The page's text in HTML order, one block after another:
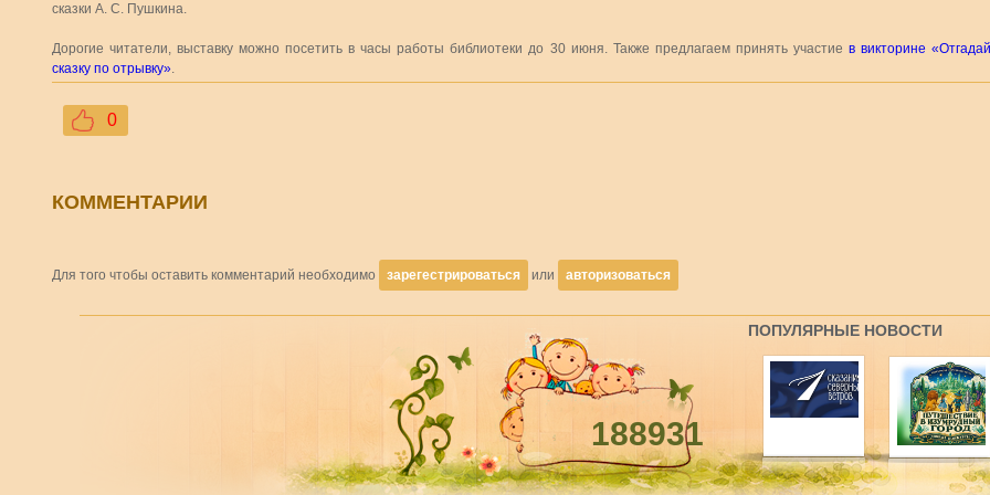
сказки А. С. Пушкина.
Дорогие читатели, выставку можно посетить в часы работы библиотеки до 30 июня. Также предлагаем принять участие в викторине
сказку по отрывку».
0
КОММЕНТАРИИ
Для того чтобы оставить комментарий необходимо зарегестрироваться или авторизоваться
188931
ПОПУЛЯРНЫЕ НОВОСТИ